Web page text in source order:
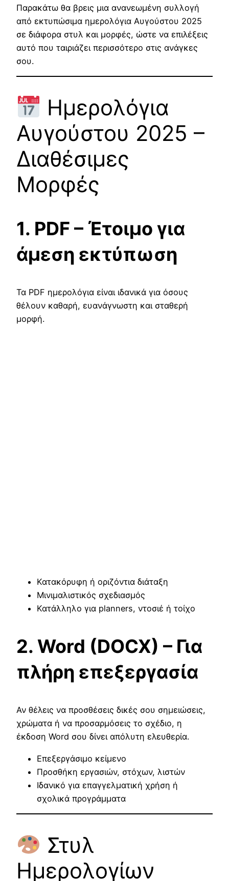
Παρακάτω θα βρεις μια ανανεωμένη συλλογή
από εκτυπώσιμα ημερολόγια Αυγούστου 2025
σε διάφορα στυλ και μορφές, ώστε να επιλέξεις
αυτό που ταιριάζει περισσότερο στις ανάγκες
σου.
Ημερολόγια
Αυγούστου 2025 –
Διαθέσιμες
Μορφές
1. PDF – Έτοιμο για
άμεση εκτύπωση
Τα PDF ημερολόγια είναι ιδανικά για όσους
θέλουν καθαρή, ευανάγνωστη και σταθερή
μορφή.
Κατακόρυφη ή οριζόντια διάταξη
Μινιμαλιστικός σχεδιασμός
Κατάλληλο για planners, ντοσιέ ή τοίχο
2. Word (DOCX) – Για
πλήρη επεξεργασία
Αν θέλεις να προσθέσεις δικές σου σημειώσεις,
χρώματα ή να προσαρμόσεις το σχέδιο, η
έκδοση Word σου δίνει απόλυτη ελευθερία.
Επεξεργάσιμο κείμενο
Προσθήκη εργασιών, στόχων, λιστών
Ιδανικό για επαγγελματική χρήση ή
σχολικά προγράμματα
Στυλ
Ημερολογίων